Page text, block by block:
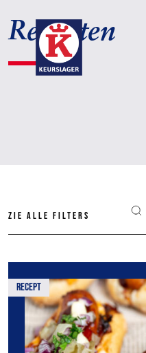
Recepten
Zie alle filters
recept